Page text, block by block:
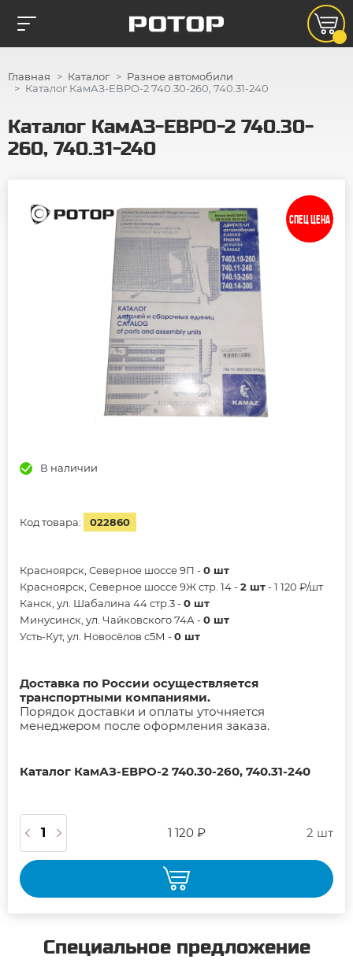
Главная Каталог
Разное автомобили
Каталог КамАЗ-ЕВРО-2 740.30-260, 740.31-240
Каталог КамАЗ-ЕВРО-2 740.30-
260, 740.31-240
СПЕЦ ЦЕНА
В наличии
Код товара: 022860
Красноярск, Северное шоссе 9П -0 шт
Красноярск, Северное шоссе 9Ж стр. 14 -2 шт- 1 120 ₽/шт
Канск, ул. Шабалина 44 стр.3 -0 шт
Минусинск, ул. Чайковского 74А -0 шт
Усть-Кут, ул. Новосёлов с5М -0 шт
Доставка по России осуществляется
транспортными компаниями.
Порядок доставки и оплаты уточняется
менеджером после оформления заказа.
Каталог КамАЗ-ЕВРО-2 740.30-260, 740.31-240
1 120 ₽ 2 шт
Специальное предложение